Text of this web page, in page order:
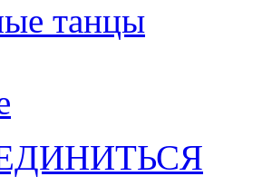
танцы